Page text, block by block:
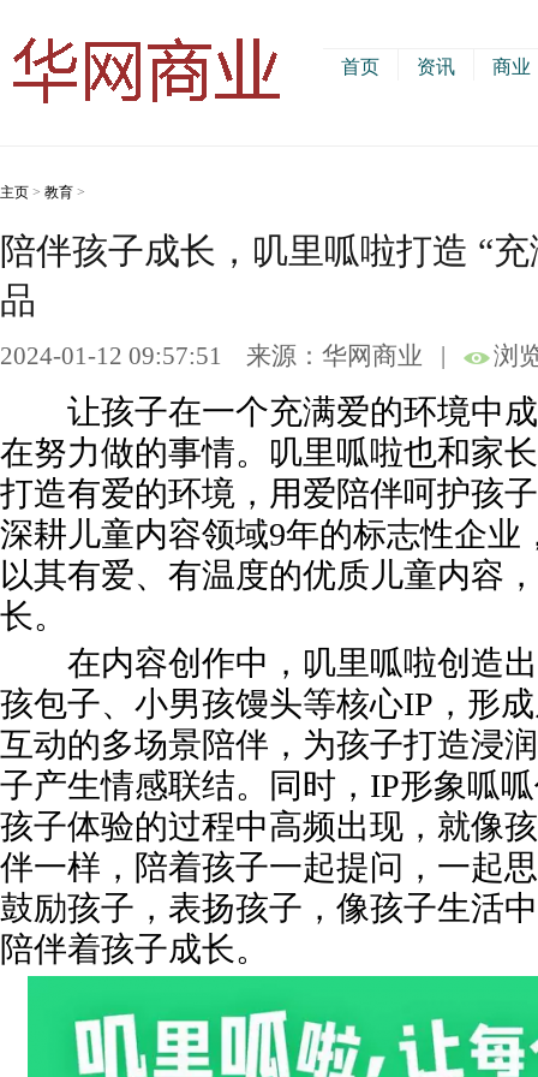
首页 资讯 商业
主页 > 教育 >
陪伴孩子成长，叽里呱啦打造 “
品
2024-01-12 09:57:51 来源：华网商业 | 浏
让孩子在一个充满爱的环境中成
在努力做的事情。叽里呱啦也和家
打造有爱的环境，用爱陪伴呵护孩
深耕儿童内容领域9年的标志性企业
以其有爱、有温度的优质儿童内容
长。
在内容创作中，叽里呱啦创造出
孩包子、小男孩馒头等核心IP，形
互动的多场景陪伴，为孩子打造浸
子产生情感联结。同时，IP形象呱
孩子体验的过程中高频出现，就像
伴一样，陪着孩子一起提问，一起
鼓励孩子，表扬孩子，像孩子生活
陪伴着孩子成长。